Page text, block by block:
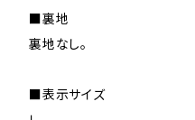
■裏地
裏地なし。
■表示サイズ